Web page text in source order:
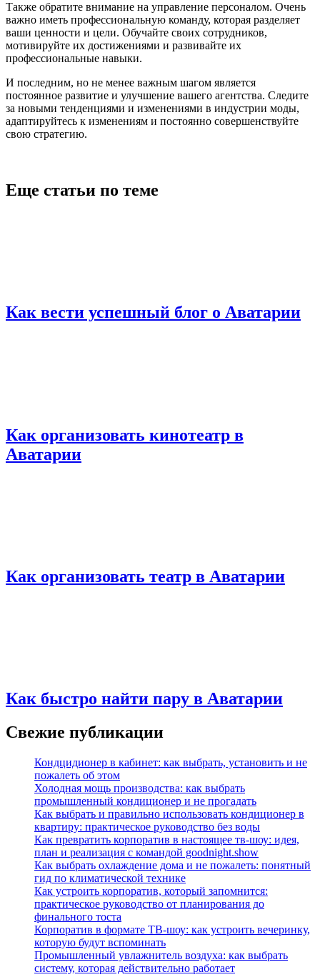
Также обратите внимание на управление персоналом. Очень
важно иметь профессиональную команду, которая разделяет
ваши ценности и цели. Обучайте своих сотрудников,
мотивируйте их достижениями и развивайте их
профессиональные навыки.
И последним, но не менее важным шагом является
постоянное развитие и улучшение вашего агентства. Следите
за новыми тенденциями и изменениями в индустрии моды,
адаптируйтесь к изменениям и постоянно совершенствуйте
свою стратегию.
Еще статьи по теме
Как вести успешный блог о Аватарии
Как организовать кинотеатр в
Аватарии
Как организовать театр в Аватарии
Как быстро найти пару в Аватарии
Свежие публикации
Кондцидионер в кабинет: как выбрать, установить и не
пожалеть об этом
Холодная мощь производства: как выбрать
промышленный кондиционер и не прогадать
Как выбрать и правильно использовать кондиционер в
квартиру: практическое руководство без воды
Как превратить корпоратив в настоящее тв-шоу: идея,
план и реализация с командой goodnight.show
Как выбрать охлаждение дома и не пожалеть: понятный
гид по климатической технике
Как устроить корпоратив, который запомнится:
практическое руководство от планирования до
финального тоста
Корпоратив в формате ТВ‑шоу: как устроить вечеринку,
которую будут вспоминать
Промышленный увлажнитель воздуха: как выбрать
систему, которая действительно работает